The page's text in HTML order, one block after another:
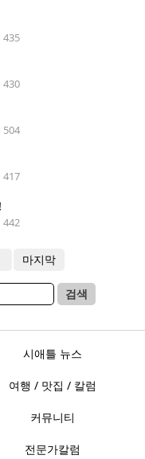
435
430
504
417
442
마지막
검색
시애틀 뉴스
여행 / 맛집 / 칼럼
커뮤니티
전문가칼럼